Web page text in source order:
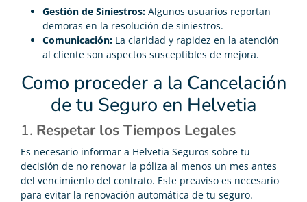
Gestión de Siniestros: Algunos usuarios reportan
demoras en la resolución de siniestros.
Comunicación: La claridad y rapidez en la atención
al cliente son aspectos susceptibles de mejora.
Como proceder a la Cancelación
de tu Seguro en Helvetia
1. Respetar los Tiempos Legales
Es necesario informar a Helvetia Seguros sobre tu
decisión de no renovar la póliza al menos un mes antes
del vencimiento del contrato. Este preaviso es necesario
para evitar la renovación automática de tu seguro.